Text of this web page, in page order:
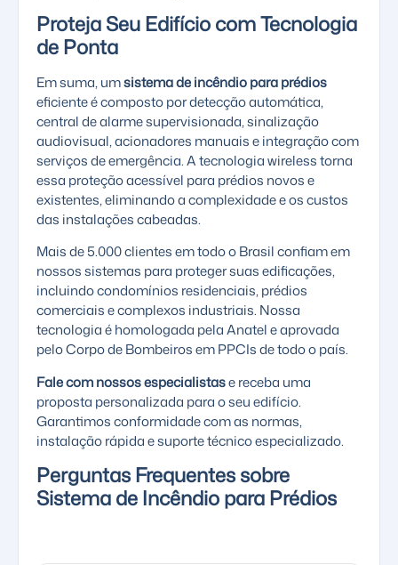
Proteja Seu Edifício com Tecnologia
de Ponta
Em suma, umsistema de incêndio para prédios
eficiente é composto por detecção automática,
central de alarme supervisionada, sinalização
audiovisual, acionadores manuais e integração com
serviços de emergência. A tecnologia wireless torna
essa proteção acessível para prédios novos e
existentes, eliminando a complexidade e os custos
das instalações cabeadas.
Mais de 5.000 clientes em todo o Brasil confiam em
nossos sistemas para proteger suas edificações,
incluindo condomínios residenciais, prédios
comerciais e complexos industriais. Nossa
tecnologia é homologada pela Anatel e aprovada
pelo Corpo de Bombeiros em PPCIs de todo o país.
Fale com nossos especialistase receba uma
proposta personalizada para o seu edifício.
Garantimos conformidade com as normas,
instalação rápida e suporte técnico especializado.
Perguntas Frequentes sobre
Sistema de Incêndio para Prédios